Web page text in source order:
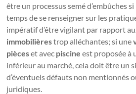
être un processus semé d’embûches
temps de se renseigner sur les
impératif d’être vigilant par rapport
immobilièrestrop alléchantes; si une
pièceset avec piscine est proposée à
inférieur au marché, cela doit être un
d’éventuels défauts non mentionnés
juridiques.